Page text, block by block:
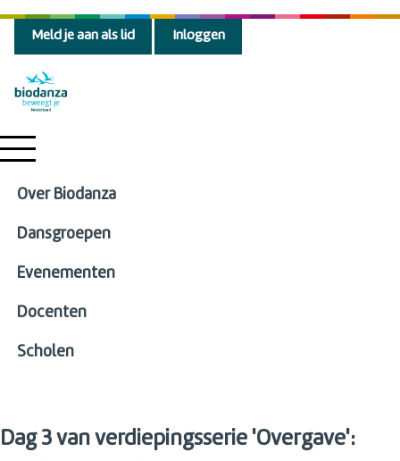
Meld je aan als lid Inloggen
Over Biodanza
Dansgroepen
Evenementen
Docenten
Scholen
Dag 3 van verdiepingsserie 'Overgave':